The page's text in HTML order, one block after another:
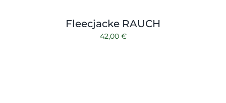
Fleecjacke RAUCH
42,00 €